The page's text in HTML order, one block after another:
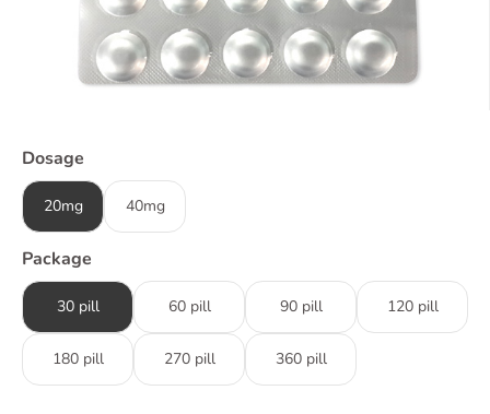
Dosage
20mg 40mg
Package
30 pill 60 pill 90 pill 120 pill
180 pill 270 pill 360 pill